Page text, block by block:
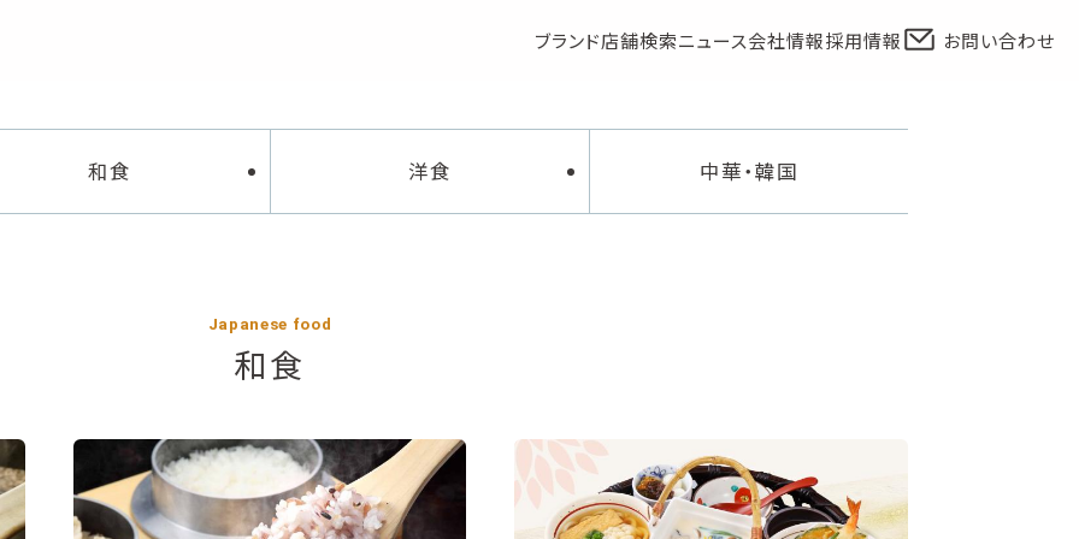
ブランド店舗検索ニュース会社情報採用情報 お問い合わせ
Brand
ブランド
和食 洋食 中華・韓国
Japanese food
和食